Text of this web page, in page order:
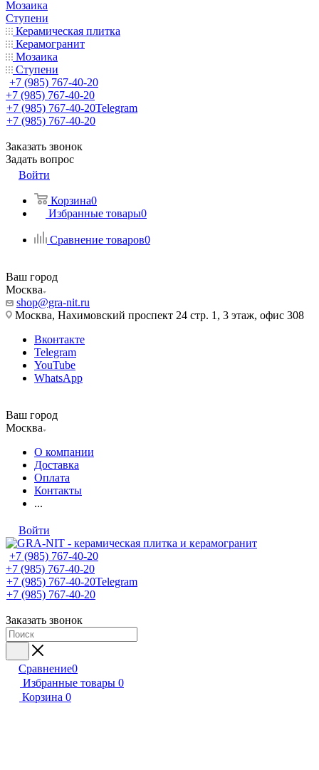
Мозаика
Ступени
Керамическая плитка
Керамогранит
Мозаика
Ступени
+7 (985) 767-40-20
+7 (985) 767-40-20
+7 (985) 767-40-20Telegram
+7 (985) 767-40-20
Заказать звонок
Задать вопрос
Войти
Корзина0
Избранные товары0
Сравнение товаров0
Ваш город
Москва
shop@gra-nit.ru
Москва, Нахимовский проспект 24 стр. 1, 3 этаж, офис 308
Вконтакте
Telegram
YouTube
WhatsApp
Ваш город
Москва
О компании
Доставка
Оплата
Контакты
...
Войти
+7 (985) 767-40-20
+7 (985) 767-40-20
+7 (985) 767-40-20Telegram
+7 (985) 767-40-20
Заказать звонок
Сравнение0
Избранные товары 0
Корзина 0